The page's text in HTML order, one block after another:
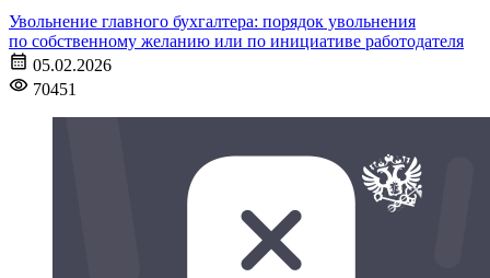
Увольнение главного бухгалтера: порядок увольнения
по собственному желанию или по инициативе работодателя
05.02.2026
70451